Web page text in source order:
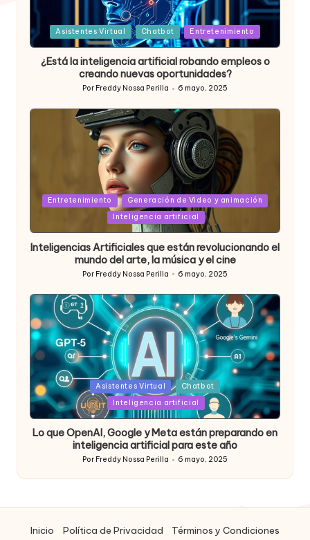
Posted
in
Asistentes Virtual Chatbot Entretenimiento
¿Está la inteligencia artificial robando empleos o
creando nuevas oportunidades?
Publicado
Por Freddy Nossa Perilla 6 mayo, 2025
Posted
Entretenimiento
Generación de Video y animación
Inteligencia artificial
Inteligencias Artificiales que están revolucionando el
mundo del arte, la música y el cine
Publicado
Por Freddy Nossa Perilla 6 mayo, 2025
Posted
in
Asistentes Virtual
Chatbot
Inteligencia artificial
Lo que OpenAI, Google y Meta están preparando en
inteligencia artificial para este año
Publicado
por
Por Freddy Nossa Perilla 6 mayo, 2025
Inicio Política de Privacidad Términos y Condiciones